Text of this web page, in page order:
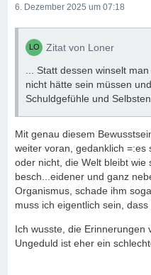
6. Dezember 2025 um 07:18
Zitat von Loner
... Statt dessen winselt
nicht hätte sein müssen
Schuldgefühle und
Mit genau diesem
weiter voran, gedanklich =:es
oder nicht, die Welt bleibt
besch...eidener und ganz
Organismus, schade ihm
muss ich eigentlich sein,
Ich wusste, die Erinnerungen
Ungeduld ist eher ein